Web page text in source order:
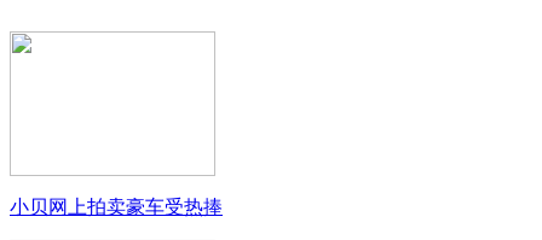
小贝网上拍卖豪车受热捧